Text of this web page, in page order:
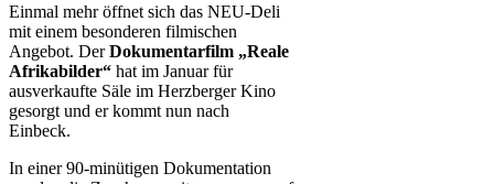
Einmal mehr öffnet sich das NEU-Deli
mit einem besonderen filmischen
Angebot. DerDokumentarfilm „Reale
Afrikabilder“ hat im Januar für
ausverkaufte Säle im Herzberger Kino
gesorgt und er kommt nun nach
Einbeck.
In einer 90-minütigen Dokumentation